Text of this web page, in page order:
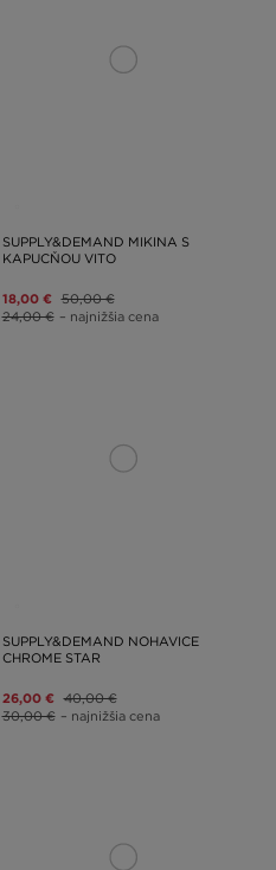
SUPPLY&DEMAND MIKINA S
KAPUCŇOU VITO
18,00 € 50,00 €
24,00 € – najnižšia cena
SUPPLY&DEMAND NOHAVICE
CHROME STAR
26,00 € 40,00 €
30,00 € – najnižšia cena